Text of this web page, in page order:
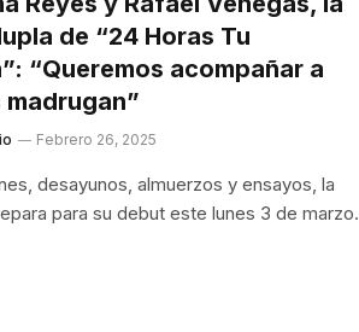
de “24 Horas Tu
“Queremos acompañar a
madrugan”
Febrero 26, 2025
desayunos, almuerzos y ensayos, la
para su debut este lunes 3 de marzo.